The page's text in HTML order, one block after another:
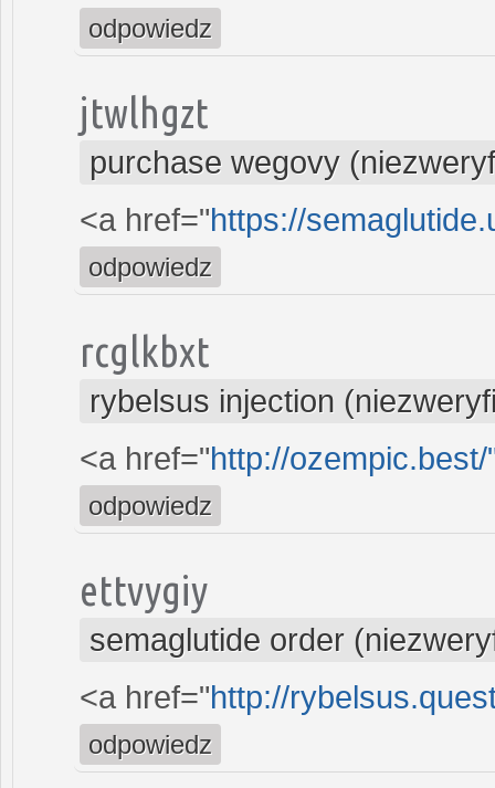
odpowiedz
jtwlhgzt
purchase wegovy
<a href="https://
odpowiedz
rcglkbxt
rybelsus injection
<a href="http://
odpowiedz
ettvygiy
semaglutide order
<a href="http://
odpowiedz